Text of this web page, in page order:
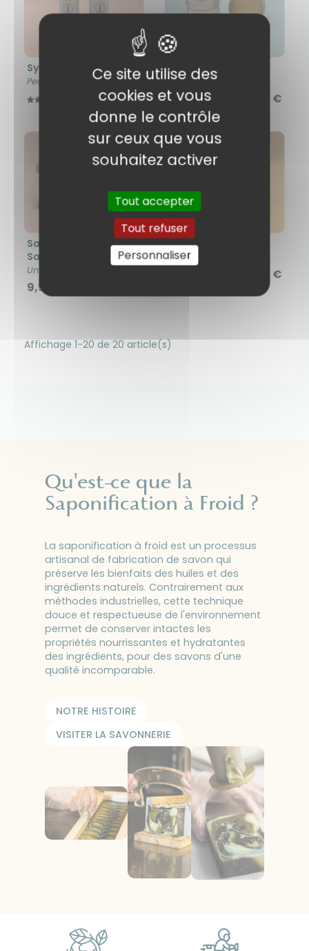
Synergie Sensuelle
Peaux sèches
22,00 €
Baume Eveil
Senteur dynamisante
3 avis 13,90 €
Savon Rose Des
Sables
Un savon doux et fleuri
9,50 €
Baume Cocoon
Senteur relaxante
13,90 €
Affichage 1-20 de 20 article(s)
Qu'est-ce que la
Saponification à Froid ?
La saponification à froid est un processus
artisanal de fabrication de savon qui
préserve les bienfaits des huiles et des
ingrédients naturels. Contrairement aux
méthodes industrielles, cette technique
douce et respectueuse de l'environnement
permet de conserver intactes les
propriétés nourrissantes et hydratantes
des ingrédients, pour des savons d'une
qualité incomparable.
NOTRE HISTOIRE
VISITER LA SAVONNERIE
Ce site utilise des
cookies et vous
donne le contrôle
sur ceux que vous
souhaitez activer
Tout accepter
Tout refuser
Personnaliser